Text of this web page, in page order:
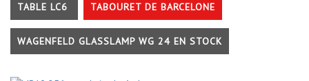
TABLE LC6 TABOURET DE BARCELONE
WAGENFELD GLASSLAMP WG 24 EN STOCK